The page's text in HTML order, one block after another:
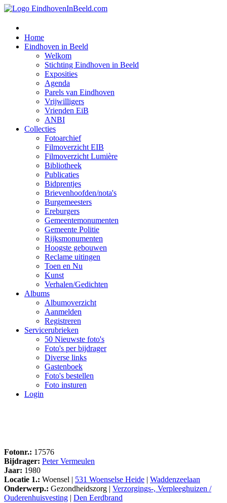
Home
Eindhoven in Beeld
Welkom
Stichting Eindhoven in Beeld
Exposities
Agenda
Parels van Eindhoven
Vrijwilligers
Vrienden EiB
ANBI
Collecties
Fotoarchief
Filmoverzicht EIB
Filmoverzicht Lumière
Bibliotheek
Publicaties
Bidprentjes
Brievenhoofden/nota's
Burgemeesters
Ereburgers
Gemeentemonumenten
Gemeente Politie
Rijksmonumenten
Hoogste gebouwen
Reclame uitingen
Toen en Nu
Kunst
Verhalen/Gedichten
Albums
Albumoverzicht
Aanmelden
Registreren
Servicerubrieken
50 Nieuwste foto's
Foto's per bijdrager
Diverse links
Gastenboek
Foto's bestellen
Foto insturen
Login
Fotonr.: 17576
Bijdrager: Peter Vermeulen
Jaar: 1980
Locatie 1.: Woensel | 531 Woenselse Heide | Waddenzeelaan
Onderwerp.: Gezondheidszorg | Verzorgings-, Verpleeghuizen /
Ouderenhuisvesting | Den Eerdbrand